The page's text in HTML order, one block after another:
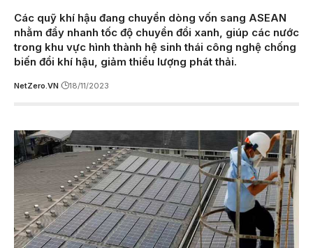
Các quỹ khí hậu đang chuyển dòng vốn sang ASEAN
nhằm đẩy nhanh tốc độ chuyển đổi xanh, giúp các nước
trong khu vực hình thành hệ sinh thái công nghệ chống
biến đổi khí hậu, giảm thiểu lượng phát thải.
NetZero.VN 18/11/2023